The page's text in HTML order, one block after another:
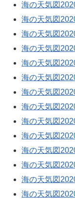
海の天気図
海の天気図
海の天気図
海の天気図
海の天気図
海の天気図
海の天気図
海の天気図
海の天気図
海の天気図
海の天気図
海の天気図
海の天気図
海の天気図